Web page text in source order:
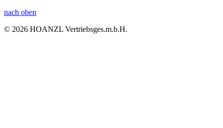
nach oben
© 2026 HOANZL Vertriebsges.m.b.H.